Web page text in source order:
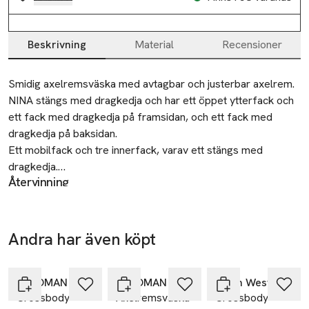
Beskrivning Material Recensioner
Beskrivning
Smidig axelremsväska med avtagbar och justerbar axelrem.
NINA stängs med dragkedja och har ett öppet ytterfack och
ett fack med dragkedja på framsidan, och ett fack med
dragkedja på baksidan.
Ett mobilfack och tre innerfack, varav ett stängs med
dragkedja.
Höjd: 23 cm
Djup: 2 cm
Återvinning
Åhléns AB
113 43 Stockholm
Sweden
Andra har även köpt
Å WOMAN
Crossbody-
-25%
Å WOMAN
Axelremsväska
Carin Wester
Crossbody